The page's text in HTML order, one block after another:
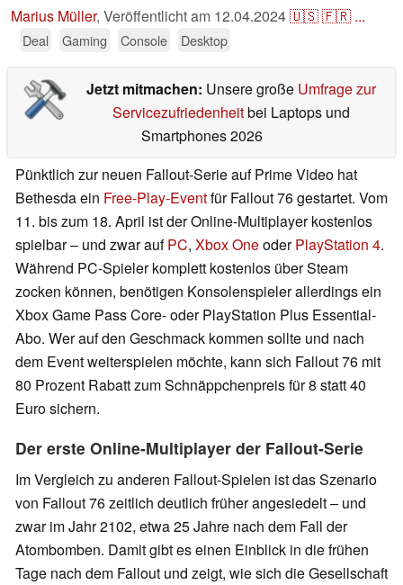
Marius Müller, Veröffentlicht am 12.04.2024🇺🇸🇫🇷 ...
Deal Gaming Console Desktop
Jetzt mitmachen: Unsere große Umfrage zur
Servicezufriedenheitbei Laptops und
Smartphones 2026
Pünktlich zur neuen Fallout-Serie auf Prime Video hat
Bethesda ein Free-Play-Eventfür Fallout 76 gestartet. Vom
11. bis zum 18. April ist der Online-Multiplayer kostenlos
spielbar – und zwar aufPC, Xbox OneoderPlayStation 4.
Während PC-Spieler komplett kostenlos über Steam
zocken können, benötigen Konsolenspieler allerdings ein
Xbox Game Pass Core- oder PlayStation Plus Essential-
Abo. Wer auf den Geschmack kommen sollte und nach
dem Event weiterspielen möchte, kann sich Fallout 76 mit
80 Prozent Rabatt zum Schnäppchenpreis für 8 statt 40
Euro sichern.
Der erste Online-Multiplayer der Fallout-Serie
Im Vergleich zu anderen Fallout-Spielen ist das Szenario
von Fallout 76 zeitlich deutlich früher angesiedelt – und
zwar im Jahr 2102, etwa 25 Jahre nach dem Fall der
Atombomben. Damit gibt es einen Einblick in die frühen
Tage nach dem Fallout und zeigt, wie sich die Gesellschaft